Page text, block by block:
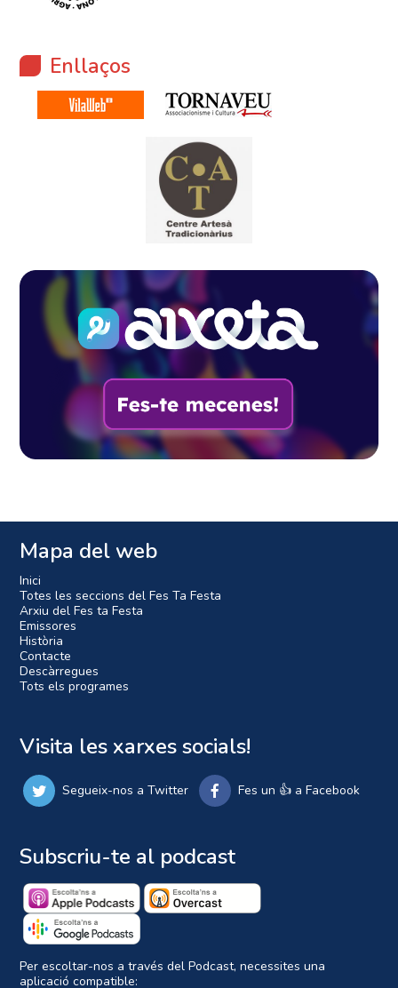
Enllaços
Mapa del web
Inici
Totes les seccions del Fes Ta Festa
Arxiu del Fes ta Festa
Emissores
Història
Contacte
Descàrregues
Tots els programes
Visita les xarxes socials!
Segueix-nos a Twitter Fes un 👍 a Facebook
Subscriu-te al podcast
Per escoltar-nos a través del Podcast, necessites una
aplicació compatible: